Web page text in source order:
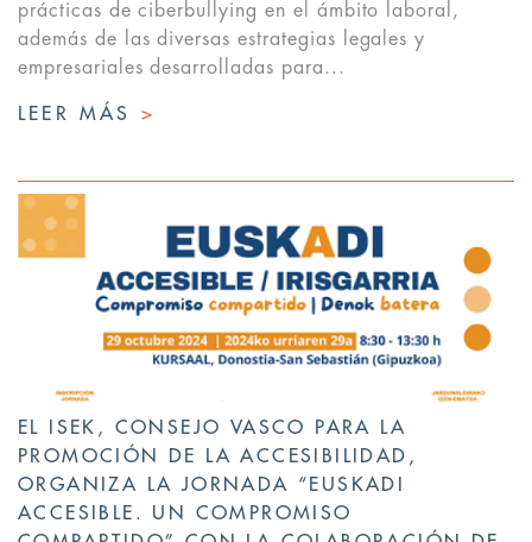
prácticas de ciberbullying en el ámbito laboral,
además de las diversas estrategias legales y
empresariales desarrolladas para...
LEER MÁS >
EL ISEK, CONSEJO VASCO PARA LA
PROMOCIÓN DE LA ACCESIBILIDAD,
ORGANIZA LA JORNADA “EUSKADI
ACCESIBLE. UN COMPROMISO